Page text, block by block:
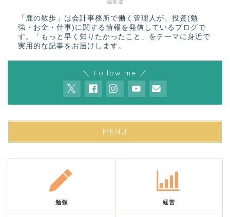
編集部
「鹿の散歩」は会計事務所で働く管理人が、投資(勉
強・お金・仕事)に関する情報を発信しているブログで
す。「もっと早く知りたかったこと」をテーマに身近で
実用的な記事をお届けします。
＼ Follow me ／
MENU
勉強 経営